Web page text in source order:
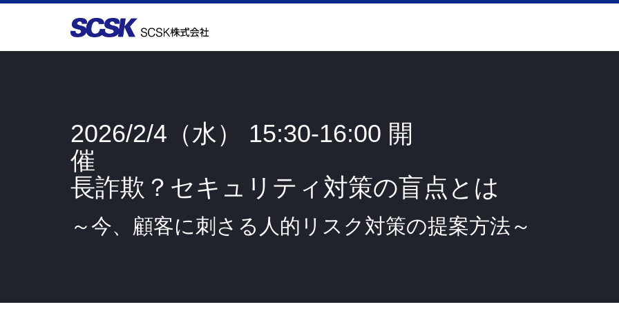
2026/2/4（水） 15:30-16:00 開
催 ニ
長詐欺？セキュリティ対策の盲点とは
～今、顧客に刺さる人的リスク対策の提案方法～